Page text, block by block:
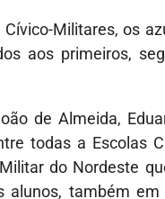
Militares, os
aos primeiros,
de Almeida,
todas a Escolas
do Nordeste
também